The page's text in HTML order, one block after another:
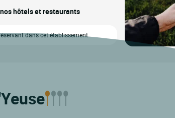
hôtels et restaurants
dans cet établissement